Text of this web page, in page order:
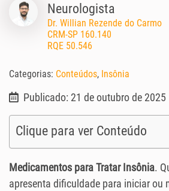
Neurologista
Dr. Willian Rezende do Carmo
CRM-SP 160.140
RQE 50.546
Categorias: Conteúdos, Insônia
Publicado: 21 de outubro de 2025
Clique para ver Conteúdo
Medicamentos para Tratar Insônia.
apresenta dificuldade para iniciar ou